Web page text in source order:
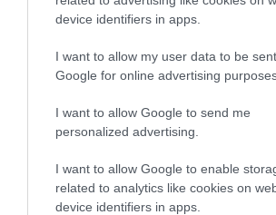
device identifiers in apps.
I want to allow my user data to be
Google for online advertising
I want to allow Google to send me
personalized advertising.
I want to allow Google to enable
related to analytics like cookies on
device identifiers in apps.